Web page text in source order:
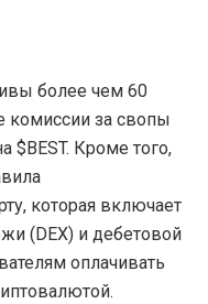
более чем 60
комиссии за свопы
$BEST. Кроме того,
которая включает
(DEX) и дебетовой
оплачивать